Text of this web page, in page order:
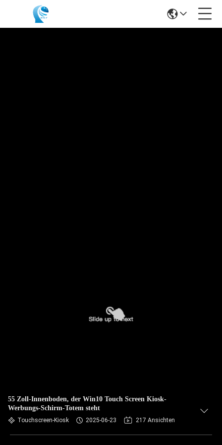
55 Zoll-Innenboden, der Win10 Touch Screen Kiosk-
Werbungs-Schirm-Totem steht
Touchscreen-Kiosk 2025-06-23 217 Ansichten